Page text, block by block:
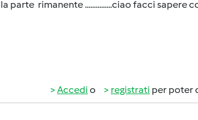
rimanente ...............ciao facci sapere
Accedi o registrati per poter